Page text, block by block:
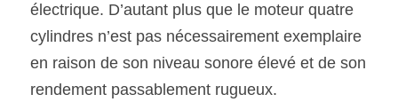
électrique. D’autant plus que le moteur quatre
cylindres n’est pas nécessairement exemplaire
en raison de son niveau sonore élevé et de son
rendement passablement rugueux.